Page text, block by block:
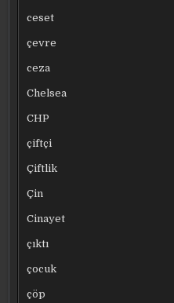
ceset
çevre
ceza
Chelsea
CHP
çiftçi
Çiftlik
Çin
Cinayet
çıktı
çocuk
çöp